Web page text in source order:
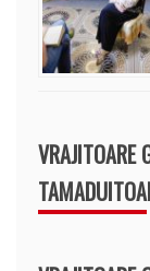
VRAJITOARE